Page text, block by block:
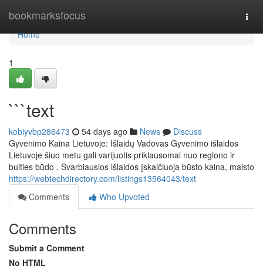
bookmarksfocus
Home
Home
1
```text
kobiyvbp286473 54 days ago News
Discuss
Gyvenimo Kaina Lietuvoje: Išlaidų Vadovas Gyvenimo išlaidos
Lietuvoje šiuo metu gali varijuotis priklausomai nuo regiono ir
buities būdo . Svarbiausios išlaidos įskaičiuoja būsto kaina, maisto
https://webtechdirectory.com/listings13564043/text
Comments
Who Upvoted
Comments
Submit a Comment
No HTML